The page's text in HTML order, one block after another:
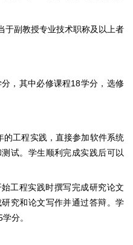
于副教授专业技术职称及以上者
，其中必修课程18学分，选修
工程实践，直接参加软件系统
试。学生顺利完成实践后可以
工程实践时撰写完成研究论文
究和论文写作并通过答辩。学
分。